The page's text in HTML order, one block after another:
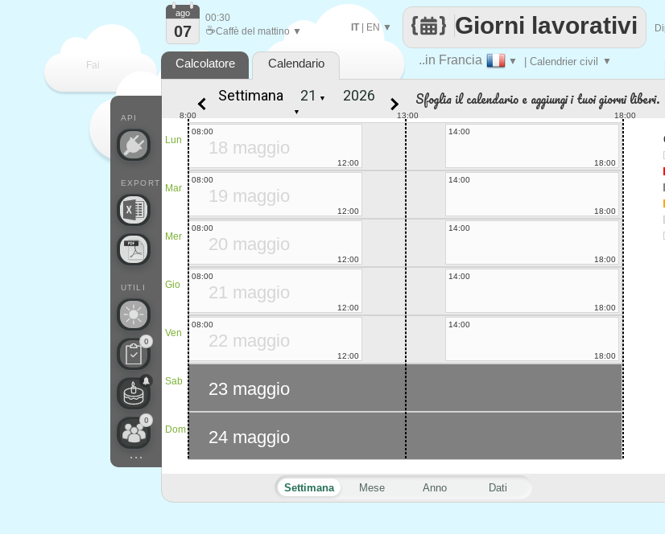
Fai
contare
..in Francia ▼ | Calendrier civil ▼
Giorni lavorativi
IT| EN ▼
API
EXPORT
UTILI
0
0
...
ago
07
00:30
☕Caffè del mattino ▼
Calcolatore Calendario
Settimana Mese Anno Dati
Settimana
▼
▼
Sfoglia il calendario e aggiungi i tuoi giorni liberi.
Lun
Mar
Mer
Gio
Ven
Sab
Dom
13:00
8:00 18:00
18 maggio
08:00
12:00
14:00
18:00
19 maggio
08:00
12:00
14:00
18:00
20 maggio
08:00
12:00
14:00
18:00
21 maggio
08:00
12:00
14:00
18:00
22 maggio
08:00
12:00
14:00
18:00
23 maggio
24 maggio